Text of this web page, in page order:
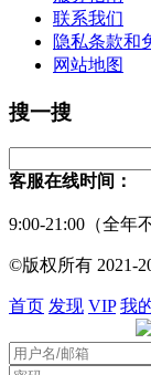
联系我们
隐私条款和
网站地图
搜一搜
客服在线时间：
9:00-21:00（全年
©版权所有 2021-
首页 发现 VIP 我